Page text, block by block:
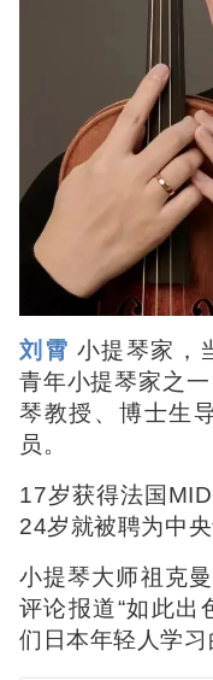
刘霄 小提琴家，
青年小提琴家之
琴教授、博士生
员。
17岁获得法国
24岁就被聘为中
小提琴大师祖克
评论报道“如此出
们日本年轻人学习